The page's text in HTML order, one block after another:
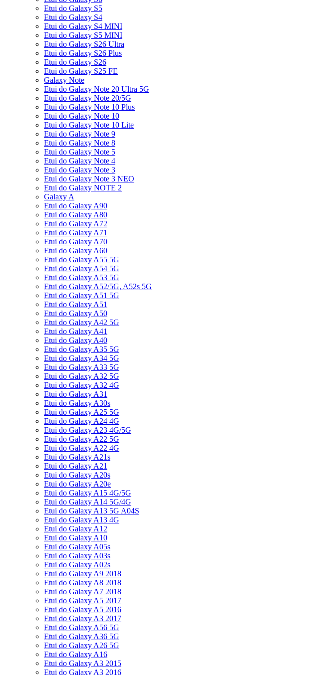
Etui do Galaxy S5
Etui do Galaxy S4
Etui do Galaxy S4 MINI
Etui do Galaxy S5 MINI
Etui do Galaxy S26 Ultra
Etui do Galaxy S26 Plus
Etui do Galaxy S26
Etui do Galaxy S25 FE
Galaxy Note
Etui do Galaxy Note 20 Ultra 5G
Etui do Galaxy Note 20/5G
Etui do Galaxy Note 10 Plus
Etui do Galaxy Note 10
Etui do Galaxy Note 10 Lite
Etui do Galaxy Note 9
Etui do Galaxy Note 8
Etui do Galaxy Note 5
Etui do Galaxy Note 4
Etui do Galaxy Note 3
Etui do Galaxy Note 3 NEO
Etui do Galaxy NOTE 2
Galaxy A
Etui do Galaxy A90
Etui do Galaxy A80
Etui do Galaxy A72
Etui do Galaxy A71
Etui do Galaxy A70
Etui do Galaxy A60
Etui do Galaxy A55 5G
Etui do Galaxy A54 5G
Etui do Galaxy A53 5G
Etui do Galaxy A52/5G, A52s 5G
Etui do Galaxy A51 5G
Etui do Galaxy A51
Etui do Galaxy A50
Etui do Galaxy A42 5G
Etui do Galaxy A41
Etui do Galaxy A40
Etui do Galaxy A35 5G
Etui do Galaxy A34 5G
Etui do Galaxy A33 5G
Etui do Galaxy A32 5G
Etui do Galaxy A32 4G
Etui do Galaxy A31
Etui do Galaxy A30s
Etui do Galaxy A25 5G
Etui do Galaxy A24 4G
Etui do Galaxy A23 4G/5G
Etui do Galaxy A22 5G
Etui do Galaxy A22 4G
Etui do Galaxy A21s
Etui do Galaxy A21
Etui do Galaxy A20s
Etui do Galaxy A20e
Etui do Galaxy A15 4G/5G
Etui do Galaxy A14 5G/4G
Etui do Galaxy A13 5G A04S
Etui do Galaxy A13 4G
Etui do Galaxy A12
Etui do Galaxy A10
Etui do Galaxy A05s
Etui do Galaxy A03s
Etui do Galaxy A02s
Etui do Galaxy A9 2018
Etui do Galaxy A8 2018
Etui do Galaxy A7 2018
Etui do Galaxy A5 2017
Etui do Galaxy A5 2016
Etui do Galaxy A3 2017
Etui do Galaxy A56 5G
Etui do Galaxy A36 5G
Etui do Galaxy A26 5G
Etui do Galaxy A16
Etui do Galaxy A3 2015
Etui do Galaxy A3 2016